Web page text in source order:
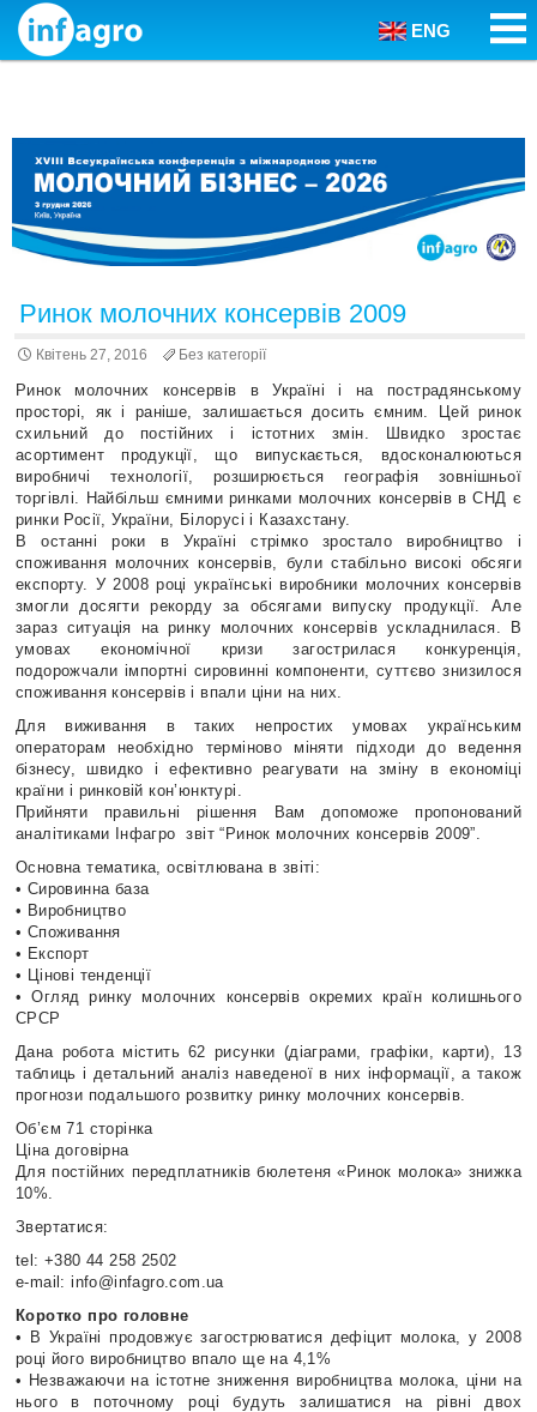
Skip to content
ENG
Ринок молочних консервів 2009
Квітень 27, 2016 Без категорії
Ринок молочних консервів в Україні і на пострадянському
просторі, як і раніше, залишається досить ємним. Цей ринок
схильний до постійних і істотних змін. Швидко зростає
асортимент продукції, що випускається, вдосконалюються
виробничі технології, розширюється географія зовнішньої
торгівлі. Найбільш ємними ринками молочних консервів в СНД є
ринки Росії, України, Білорусі і Казахстану.
В останні роки в Україні стрімко зростало виробництво і
споживання молочних консервів, були стабільно високі обсяги
експорту. У 2008 році українські виробники молочних консервів
змогли досягти рекорду за обсягами випуску продукції. Але
зараз ситуація на ринку молочних консервів ускладнилася. В
умовах економічної кризи загострилася конкуренція,
подорожчали імпортні сировинні компоненти, суттєво знизилося
споживання консервів і впали ціни на них.
Для виживання в таких непростих умовах українським
операторам необхідно терміново міняти підходи до ведення
бізнесу, швидко і ефективно реагувати на зміну в економіці
країни і ринковій кон’юнктурі.
Прийняти правильні рішення Вам допоможе пропонований
аналітиками Інфагро звіт “Ринок молочних консервів 2009”.
Основна тематика, освітлювана в звіті:
• Сировинна база
• Виробництво
• Споживання
• Експорт
• Цінові тенденції
• Огляд ринку молочних консервів окремих країн колишнього
СРСР
Дана робота містить 62 рисунки (діаграми, графіки, карти), 13
таблиць і детальний аналіз наведеної в них інформації, а також
прогнози подальшого розвитку ринку молочних консервів.
Об’єм 71 сторінка
Ціна договірна
Для постійних передплатників бюлетеня «Ринок молока» знижка
10%.
Звертатися:
tel: +380 44 258 2502
e-mail: info@infagro.com.ua
Коротко про головне
• В Україні продовжує загострюватися дефіцит молока, у 2008
році його виробництво впало ще на 4,1%
• Незважаючи на істотне зниження виробництва молока, ціни на
нього в поточному році будуть залишатися на рівні двох